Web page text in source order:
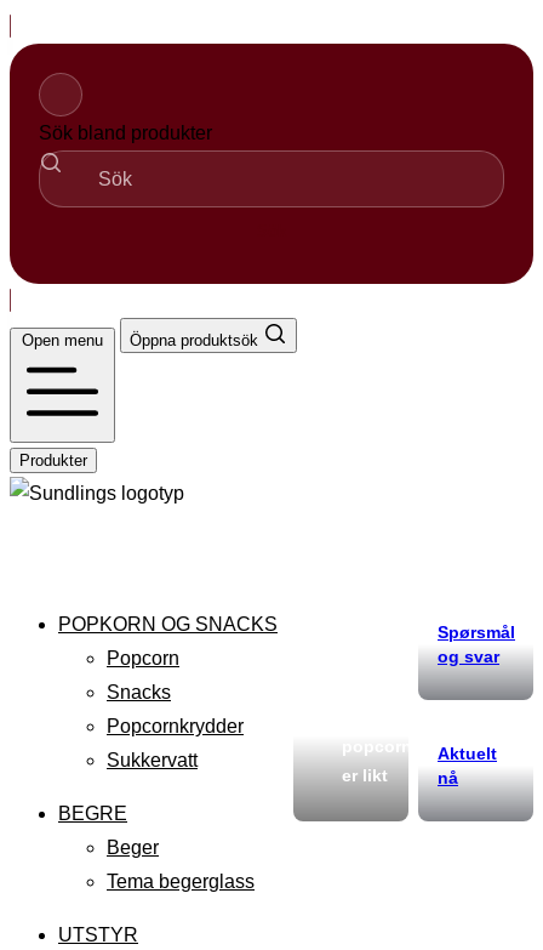
til
innhold
Sök bland produkter
Open menu Öppna produktsök
Produkter
POPKORN OG SNACKS
Popcorn
Snacks
Popcornkrydder
Sukkervatt
BEGRE
Beger
Tema begerglass
UTSTYR
er likt
Spørsmål
og svar
Aktuelt
nå